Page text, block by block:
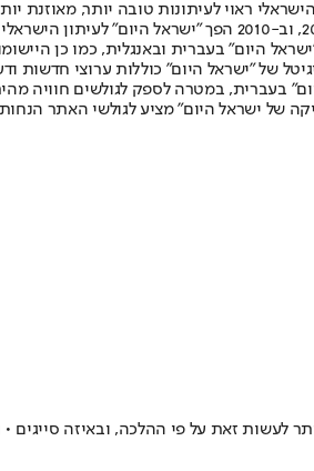
ראוי לעיתונות טובה יותר, מאוזנת
תשלום. המהדורה המודפסת הראשונה פורסמה ב-30
של "ישראל היום" כוללות ערוצי חדשות
היום" בעברית, במטרה לספק לגולשים
של ישראל היום" מציע לגולשי האתר
לעשות זאת על פי ההלכה, ובאיזה סייגים •